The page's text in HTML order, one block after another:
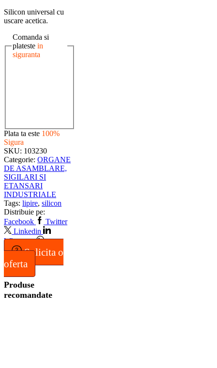
Silicon universal cu
uscare acetica.
Comanda si
plateste in
siguranta
Plata ta este 100%
Sigura
SKU: 103230
Categorie: ORGANE
DE ASAMBLARE,
SIGILARI SI
ETANSARI
INDUSTRIALE
Tags: lipire, silicon
Distribuie pe:
Facebook
Twitter
Linkedin
Whatsapp
Solicita o
oferta
Produse
recomandate